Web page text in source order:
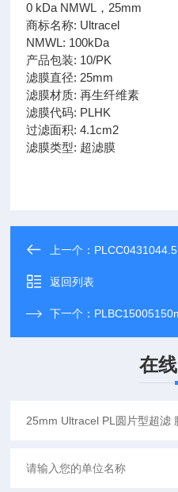
0 kDa NMWL，25mm
商标名称: Ultracel
NMWL: 100kDa
产品包装: 10/PK
滤膜直径: 25mm
滤膜材质: 再生纤维素
滤膜代码: PLHK
过滤面积: 4.1cm2
滤膜类型: 超滤膜
上一个：
返回列表
下一个：
在